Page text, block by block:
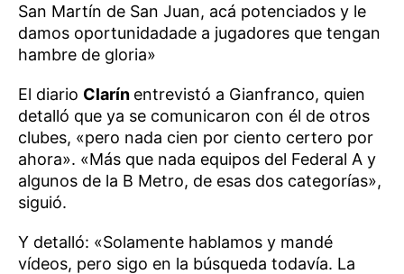
San Martín de San Juan, acá potenciados y le
damos oportunidadade a jugadores que tengan
hambre de gloria»
El diario Clarín entrevistó a Gianfranco, quien
detalló que ya se comunicaron con él de otros
clubes, «pero nada cien por ciento certero por
ahora». «Más que nada equipos del Federal A y
algunos de la B Metro, de esas dos categorías»,
siguió.
Y detalló: «Solamente hablamos y mandé
vídeos, pero sigo en la búsqueda todavía. La